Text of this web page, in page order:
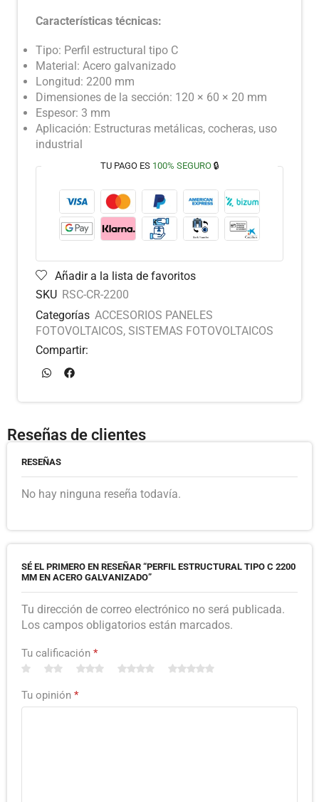
Características técnicas:
Tipo: Perfil estructural tipo C
Material: Acero galvanizado
Longitud: 2200 mm
Dimensiones de la sección: 120 × 60 × 20 mm
Espesor: 3 mm
Aplicación: Estructuras metálicas, cocheras, uso
industrial
TU PAGO ES 100% SEGURO🔒
Añadir a la lista de favoritos
SKU RSC-CR-2200
Categorías ACCESORIOS PANELES
FOTOVOLTAICOS, SISTEMAS FOTOVOLTAICOS
Compartir:
Reseñas de clientes
RESEÑAS
No hay ninguna reseña todavía.
SÉ EL PRIMERO EN RESEÑAR “PERFIL ESTRUCTURAL TIPO C 2200
MM EN ACERO GALVANIZADO”
Tu dirección de correo electrónico no será publicada.
Los campos obligatorios están marcados.
Tu calificación *
Tu opinión *